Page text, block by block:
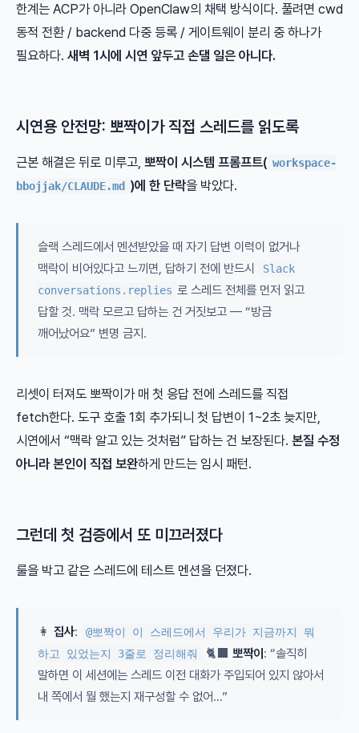
한계는 ACP가 아니라 OpenClaw의 채택 방식이다. 풀려면 cwd
동적 전환 / backend 다중 등록 / 게이트웨이 분리 중 하나가
필요하다. 새벽 1시에 시연 앞두고 손댈 일은 아니다.
시연용 안전망: 뽀짝이가 직접 스레드를 읽도록
근본 해결은 뒤로 미루고, 뽀짝이 시스템 프롬프트( workspace-
bbojjak/CLAUDE.md )에 한 단락을 박았다.
슬랙 스레드에서 멘션받았을 때 자기 답변 이력이 없거나
맥락이 비어있다고 느끼면, 답하기 전에 반드시
Slack
conversations.replies 로 스레드 전체를 먼저 읽고
답할 것. 맥락 모르고 답하는 건 거짓보고 — “방금
깨어났어요” 변명 금지.
리셋이 터져도 뽀짝이가 매 첫 응답 전에 스레드를 직접
fetch한다. 도구 호출 1회 추가되니 첫 답변이 1~2초 늦지만,
시연에서 “맥락 알고 있는 것처럼” 답하는 건 보장된다. 본질 수정
아니라 본인이 직접 보완하게 만드는 임시 패턴.
그런데 첫 검증에서 또 미끄러졌다
룰을 박고 같은 스레드에 테스트 멘션을 던졌다.
👩 집사:
@뽀짝이 이 스레드에서 우리가 지금까지 뭐
하고 있었는지 3줄로 정리해줘
🐈‍⬛ 뽀짝이: “솔직히
말하면 이 세션에는 스레드 이전 대화가 주입되어 있지 않아서
내 쪽에서 뭘 했는지 재구성할 수 없어…”